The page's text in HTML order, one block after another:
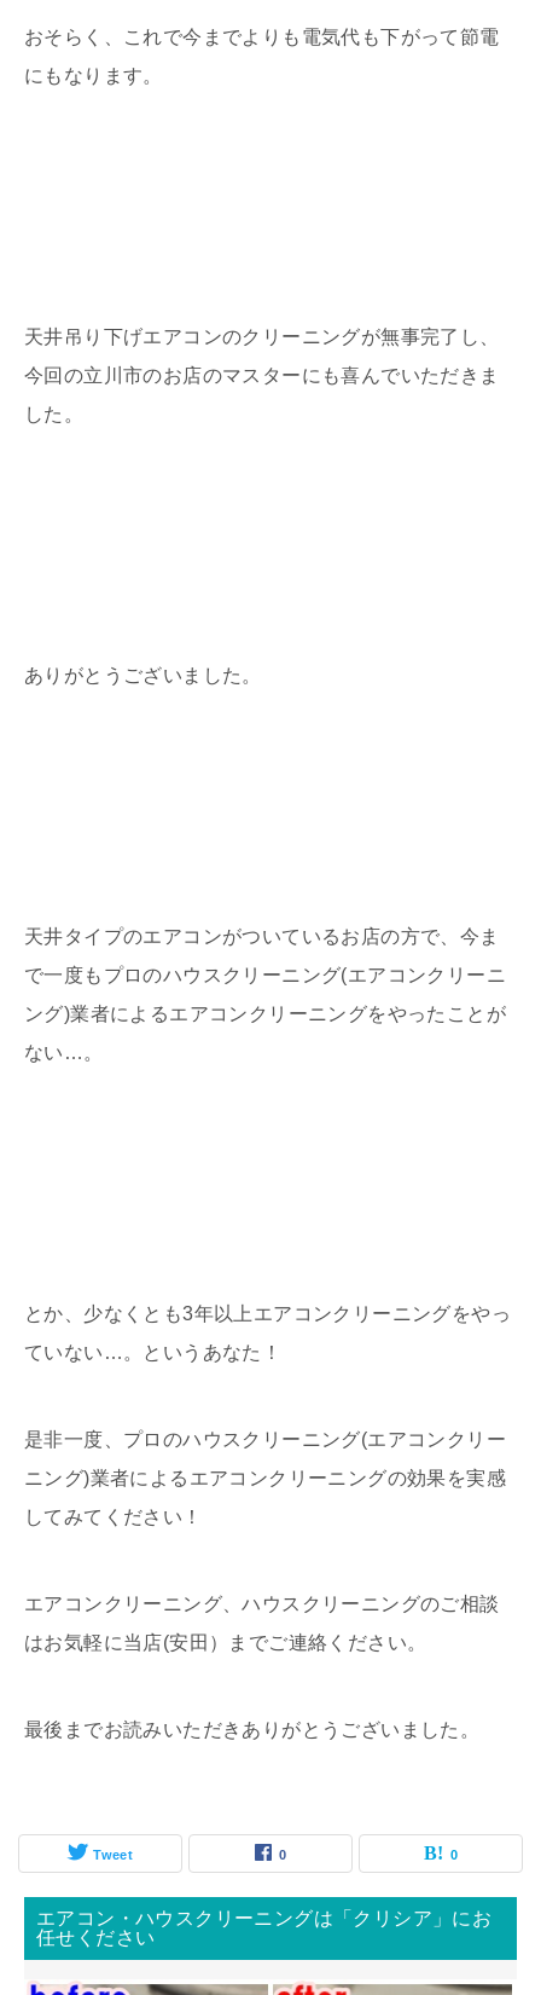
おそらく、これで今までよりも電気代も下がって節電
にもなります。
天井吊り下げエアコンのクリーニングが無事完了し、
今回の立川市のお店のマスターにも喜んでいただきま
した。
ありがとうございました。
天井タイプのエアコンがついているお店の方で、今ま
で一度もプロのハウスクリーニング(エアコンクリーニ
ング)業者によるエアコンクリーニングをやったことが
ない…。
とか、少なくとも3年以上エアコンクリーニングをやっ
ていない…。というあなた！
是非一度、プロのハウスクリーニング(エアコンクリー
ニング)業者によるエアコンクリーニングの効果を実感
してみてください！
エアコンクリーニング、ハウスクリーニングのご相談
はお気軽に当店(安田）までご連絡ください。
最後までお読みいただきありがとうございました。
Tweet 0 0
エアコン・ハウスクリーニングは「クリシア」にお
任せください